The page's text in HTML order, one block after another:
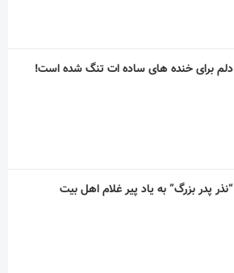
دلم برای خنده های ساده ات تنگ شده است!
“نذر پدر بزرگ” به یاد پیر غلام اهل بیت